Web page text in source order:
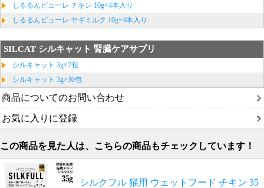
しるるんピューレ チキン 10g×4本入り
しるるんピューレ ヤギミルク 10g×4本入り
SILCAT シルキャット 腎臓ケアサプリ
シルキャット 3g×7包
シルキャット 3g×30包
商品についてのお問い合わせ
お気に入りに登録
この商品を見た人は、こちらの商品もチェックしています！
シルクフル 猫用 ウェットフード チキン 35